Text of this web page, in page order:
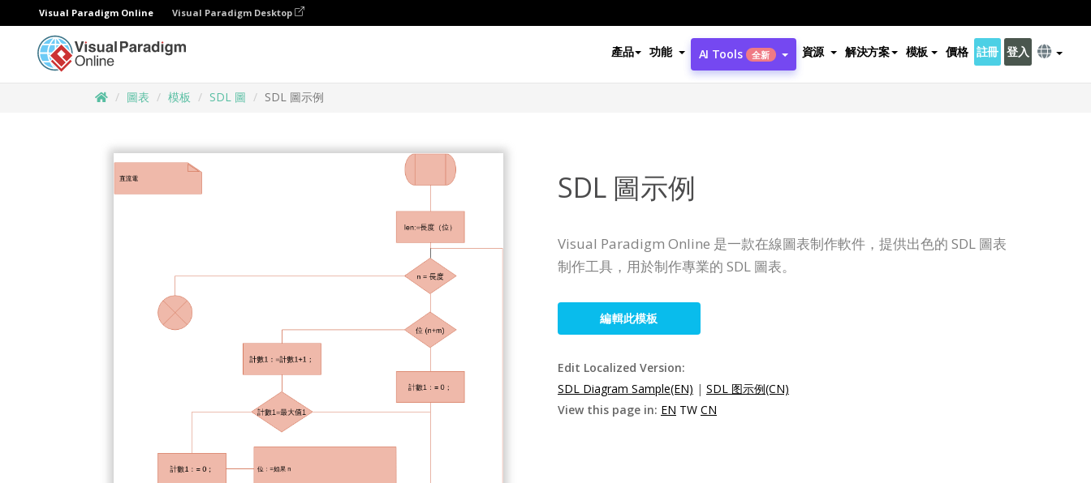
Visual Paradigm Online Visual Paradigm Desktop
產品 功能 AI Tools 全新 資源 解決方案 模板 價格 註冊 登入
圖表 模板 SDL 圖 SDL 圖示例
SDL 圖示例
Visual Paradigm Online 是一款在線圖表制作軟件，提供出色的 SDL 圖表
制作工具，用於制作專業的 SDL 圖表。
編輯此模板
Edit Localized Version:
SDL Diagram Sample(EN) | SDL 图示例(CN)
View this page in: EN TW CN